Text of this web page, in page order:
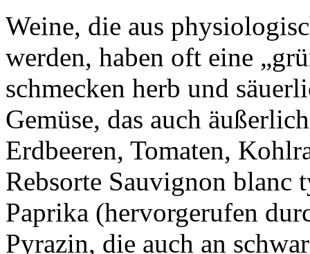
Weine, die aus
werden, haben oft eine
schmecken herb und
Gemüse, das auch
Erdbeeren, Tomaten,
Rebsorte Sauvignon blanc
Paprika (hervorgerufen
Pyrazin, die auch an